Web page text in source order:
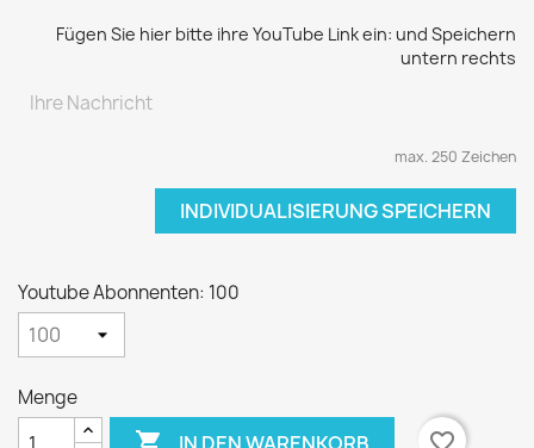
Fügen Sie hier bitte ihre YouTube Link ein: und Speichern
untern rechts
max. 250 Zeichen
INDIVIDUALISIERUNG SPEICHERN
Youtube Abonnenten: 100
Menge
 IN DEN WARENKORB
favorite_border